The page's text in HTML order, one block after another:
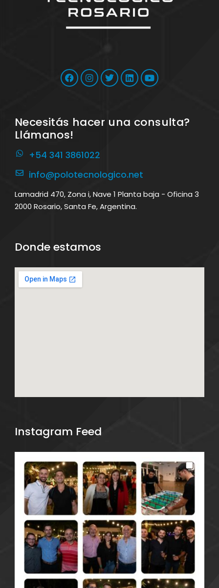
Necesitás hacer una consulta?
Llámanos!
+54 341 3861022
info@polotecnologico.net
Lamadrid 470, Zona i, Nave 1 Planta baja - Oficina 3
2000 Rosario, Santa Fe, Argentina.
Donde estamos
Instagram Feed